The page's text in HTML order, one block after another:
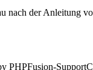
nach der Anleitung
PHPFusion-